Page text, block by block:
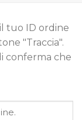
tuo ID ordine
"Traccia".
conferma che